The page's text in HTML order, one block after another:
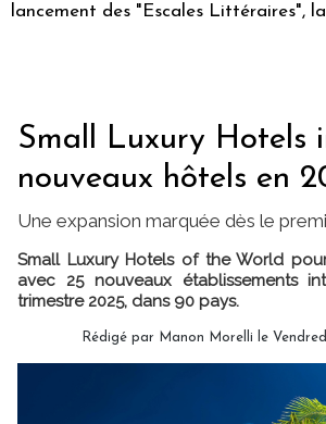
des "Escales Littéraires", la
Small Luxury Hotels
nouveaux hôtels en
Une expansion marquée dès le
Small Luxury Hotels of the World
avec 25 nouveaux établissements
trimestre 2025, dans 90 pays.
Rédigé par Manon Morelli le